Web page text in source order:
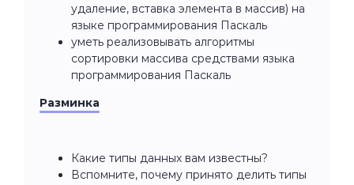
удаление, вставка элемента в массив) на
языке программирования Паскаль
уметь реализовывать алгоритмы
сортировки массива средствами языка
программирования Паскаль
Разминка
Какие типы данных вам известны?
Вспомните, почему принято делить типы